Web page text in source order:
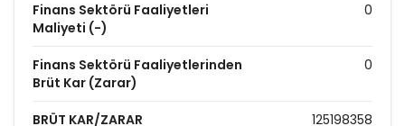
Finans Sektörü Faaliyetleri
Maliyeti (-)
0
Finans Sektörü Faaliyetlerinden
Brüt Kar (Zarar)
0
BRÜT KAR/ZARAR 125198358